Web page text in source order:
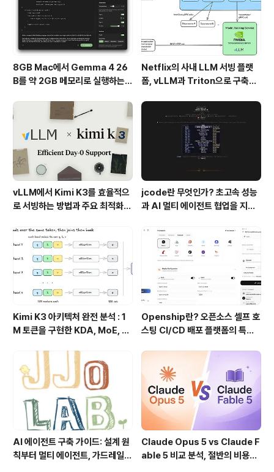
8GB Mac에서 Gemma 4 26
B를 약 2GB 메모리로 실행하는 T
Netflix의 사내 LLM 서빙 플랫
폼, vLLM과 Triton으로 구축한
vLLM에서 Kimi K3를 효율적으
로 서빙하는 방법과 주요 최적화
jcode란 무엇인가? 초고속 성능
과 AI 멀티 에이전트 협업을 지원
Kimi K3 아키텍처 완전 분석 : 1
M 토큰을 구현한 KDA, MoE, Fl
핵심 기술
Openship란? 오픈소스 셀프 호
스팅 CI/CD 배포 플랫폼의 특징
AI 에이전트 구축 가이드: 설계 원
칙부터 멀티 에이전트, 가드레일까
Claude Opus 5 vs Claude F
able 5 비교 분석, 절반의 비용으